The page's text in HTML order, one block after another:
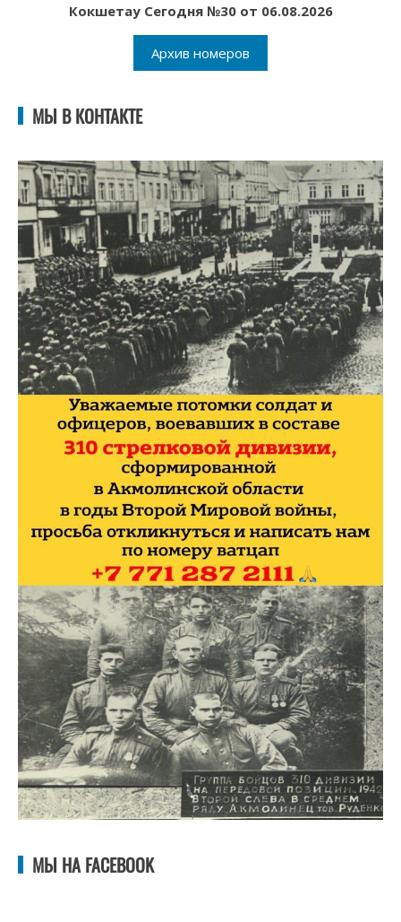
Кокшетау Сегодня №30 от 06.08.2026
Архив номеров
МЫ В КОНТАКТЕ
МЫ НА FACEBOOK